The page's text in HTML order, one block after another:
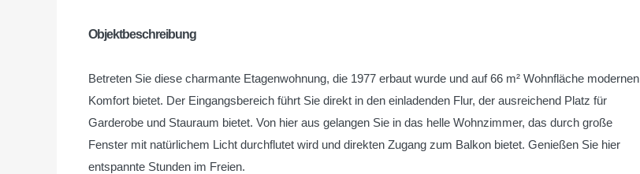
Objektbeschreibung
Betreten Sie diese charmante Etagenwohnung, die 1977 erbaut wurde und auf 66 m² Wohnfläche modernen
Komfort bietet. Der Eingangsbereich führt Sie direkt in den einladenden Flur, der ausreichend Platz für
Garderobe und Stauraum bietet. Von hier aus gelangen Sie in das helle Wohnzimmer, das durch große
Fenster mit natürlichem Licht durchflutet wird und direkten Zugang zum Balkon bietet. Genießen Sie hier
entspannte Stunden im Freien.